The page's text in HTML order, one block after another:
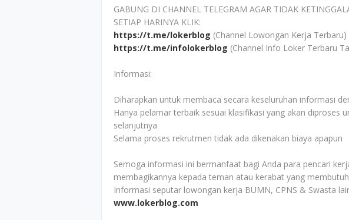
GABUNG DI CHANNEL TELEGRAM AGAR TIDAK
SETIAP HARINYA KLIK:
https://t.me/lokerblog (Channel Lowongan Kerja Terbaru)
https://t.me/infolokerblog (Channel Info Loker Terbaru
Informasi:
Diharapkan untuk membaca secara keseluruhan informasi
Hanya pelamar terbaik sesuai klasifikasi yang akan diproses
selanjutnya
Selama proses rekrutmen tidak ada dikenakan biaya apapun
Semoga informasi ini bermanfaat bagi Anda para pencari
membagikannya kepada teman atau kerabat yang
Informasi seputar lowongan kerja BUMN, CPNS & Swasta
www.lokerblog.com